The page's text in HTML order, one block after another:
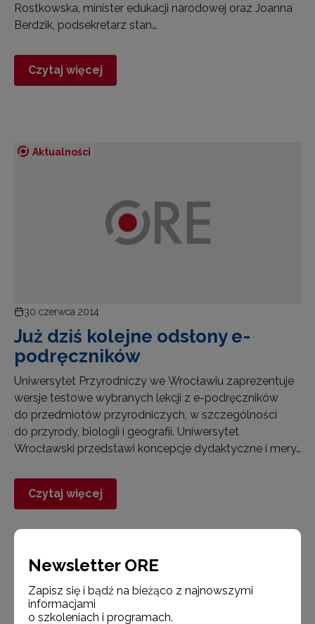
Rostkowska, minister edukacji narodowej oraz Joanna
Berdzik, podsekretarz stan…
Czytaj więcej
Aktualności
30 czerwca 2014
Już dziś kolejne odsłony e-
podręczników
Uniwersytet Przyrodniczy we Wrocławiu zaprezentuje
wersje testowe wybranych lekcji z e-podręczników
do przedmiotów przyrodniczych, w szczególności
do przyrody, biologii i geografii. Uniwersytet
Wrocławski przedstawi koncepcje dydaktyczne i mery…
Czytaj więcej
Newsletter ORE
Zapisz się i bądź na bieżąco z najnowszymi
informacjami
o szkoleniach i programach.